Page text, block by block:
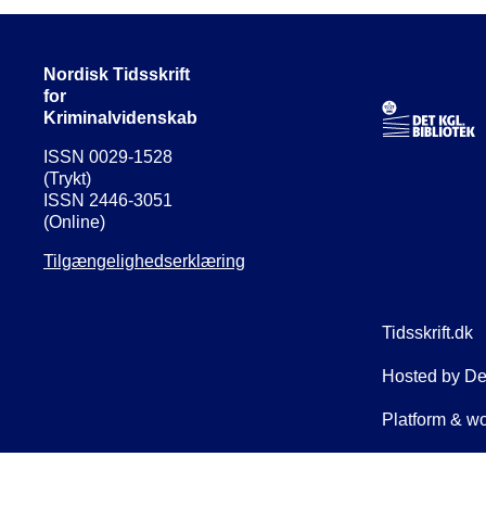
Nordisk Tidsskrift
for
Kriminalvidenskab
ISSN 0029-1528
(Trykt)
ISSN 2446-3051
(Online)
Tilgængelighedserklæring